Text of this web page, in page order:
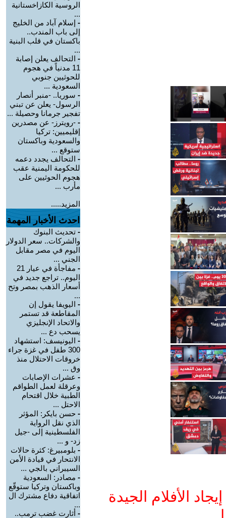
الأفلام الجيدة
الروسية الكازاخستانية
...
- إسلام آباد من الخليج
إلى باب المندب..
باكستان في قلب البنية
...
- التحالف يعلن إصابة
11 مدنياً في هجوم
للحوثيين جنوبي
السعودية ...
- سوريا.. -منبر أنصار
الرسول- يعلن عن تبني
تفجير جرمانا وحصيلة ...
- -رويترز- عن مصدرين
إقليميين: تركيا
والسعودية وباكستان
ستوقع ...
- التحالف يجدد دعمه
للحكومة اليمنية عقب
هجوم الحوثيين على
مأرب ...
المزيد.....
احدث الأخبار المهمة
- تحديث البنوك
والشركات.. سعر الدولار
اليوم في مصر مقابل
الجني ...
-
مفاجأة في عيار 21
اليوم.. تراجع جديد في
أسعار الذهب بمصر وتح
...
- اليويفا يقول إن
المقاطعة قد تستمر
والاتحاد الإنجليزي
يسحب دع ...
- اليونيسف: استشهاد
300 طفل في غزة جراء
خروقات الاحتلال منذ
وق ...
- عشرات الإصابات
وعرقلة لعمل الطواقم
الطبية خلال اقتحام
الاحتل ...
- حسن بايكر: المؤثر
الذي نقل الرواية
الفلسطينية إلى -جيل
زد- و ...
- بلومبيرغ: كثرة حالات
الانتحار في قيادة الأمن
السيبراني بالجي ...
- مصادر: السعودية
وباكستان وتركيا ستوقّع
اتفاقية دفاع مشترك ال
...
- أثارت غضب ترمب..